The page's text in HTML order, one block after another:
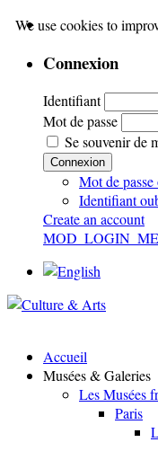
Connexion
Identifiant
Mot de passe
Se souvenir de
Connexion
Mot de
Identifiant
Create an account
MOD_LOGIN_ME
Accueil
Musées & Galeries
Les Musées
Paris
We use cookies to